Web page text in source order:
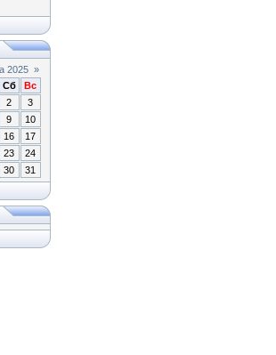
2025 »
Сб
Вс
2
3
9
10
16
17
23
24
30 31